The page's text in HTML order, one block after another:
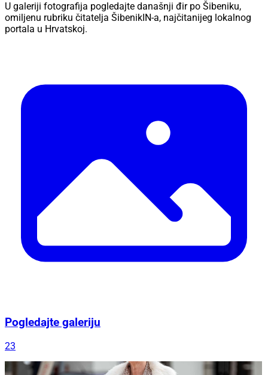
U galeriji fotografija pogledajte današnji đir po Šibeniku,
omiljenu rubriku čitatelja ŠibenikIN-a, najčitanijeg lokalnog
portala u Hrvatskoj.
Pogledajte galeriju
23